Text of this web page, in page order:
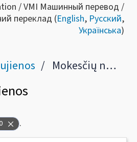
/ VMI Машинный перевод /
переклад (English, Русский,
Українська)
Mokesčių naujienos
.